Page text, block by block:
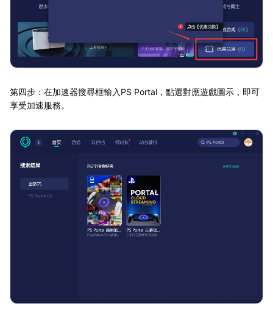
第四步：在加速器搜尋框輸入PS Portal，點選對應遊戲圖示，即可
享受加速服務。